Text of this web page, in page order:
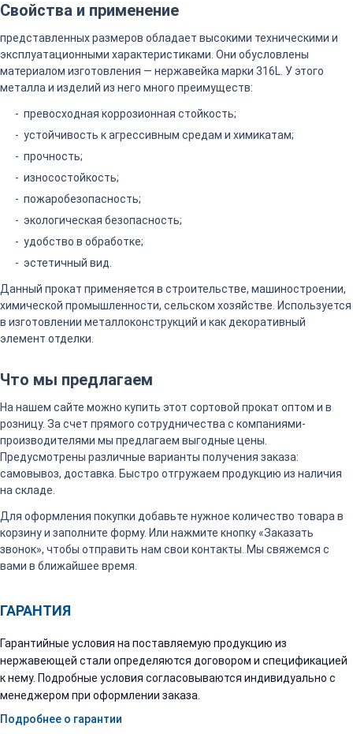
Свойства и применение
представленных размеров обладает высокими техническими и
эксплуатационными характеристиками. Они обусловлены
материалом изготовления — нержавейка марки 316L. У этого
металла и изделий из него много преимуществ:
превосходная коррозионная стойкость;
устойчивость к агрессивным средам и химикатам;
прочность;
износостойкость;
пожаробезопасность;
экологическая безопасность;
удобство в обработке;
эстетичный вид.
Данный прокат применяется в строительстве, машиностроении,
химической промышленности, сельском хозяйстве. Используется
в изготовлении металлоконструкций и как декоративный
элемент отделки.
Что мы предлагаем
На нашем сайте можно купить этот сортовой прокат оптом и в
розницу. За счет прямого сотрудничества с компаниями-
производителями мы предлагаем выгодные цены.
Предусмотрены различные варианты получения заказа:
самовывоз, доставка. Быстро отгружаем продукцию из наличия
на складе.
Для оформления покупки добавьте нужное количество товара в
корзину и заполните форму. Или нажмите кнопку «Заказать
звонок», чтобы отправить нам свои контакты. Мы свяжемся с
вами в ближайшее время.
ГАРАНТИЯ
Гарантийные условия на поставляемую продукцию из
нержавеющей стали определяются договором и спецификацией
к нему. Подробные условия согласовываются индивидуально с
менеджером при оформлении заказа.
Подробнее о гарантии